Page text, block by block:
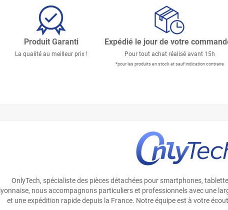
Produit Garanti
La qualité au meilleur prix !
Expédié le jour de votre
Pour tout achat réalisé avant 15h
*pour les produits en stock et sauf indication contraire
OnlyTech, spécialiste des pièces détachées pour smartphones,
lyonnaise, nous accompagnons particuliers et professionnels avec une
et une expédition rapide depuis la France. Notre équipe est à votre